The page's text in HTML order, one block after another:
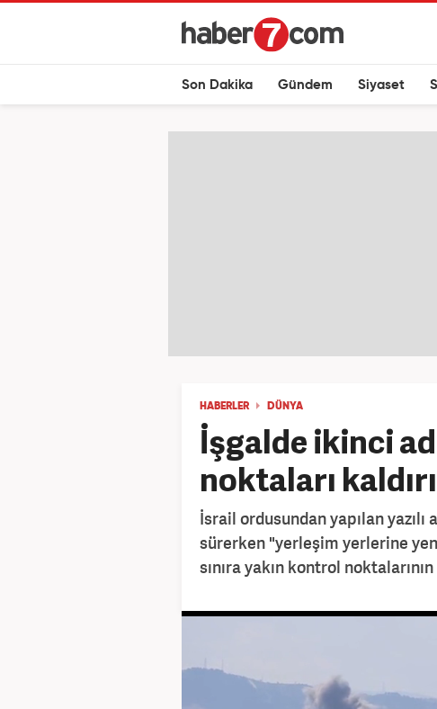
Son Dakika Gündem Siyaset
HABERLER DÜNYA
İşgalde ikinci
noktaları
İsrail ordusundan yapılan yazılı
sürerken "yerleşim yerlerine
sınıra yakın kontrol